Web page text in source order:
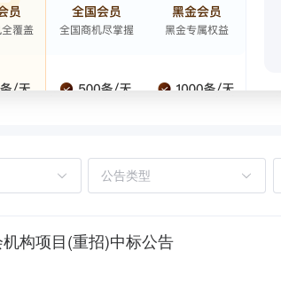
构项目(重招)中标公告